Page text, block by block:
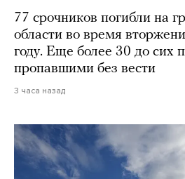
77 срочников погибли на
области во время
году. Еще более 30 до сих
пропавшими без вести
3 часа назад